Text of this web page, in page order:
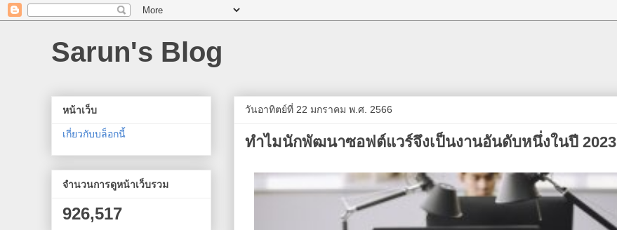
Sarun's Blog
วันอาทิตย์ที่ 22 มกราคม พ.ศ. 2566
ทำไมนักพัฒนาซอฟต์แวร์จึงเป็นงานอันดับหนึ่งในปี 2023
หน้าเว็บ
เกี่ยวกับบล็อกนี้
จำนวนการดูหน้าเว็บรวม
926,517